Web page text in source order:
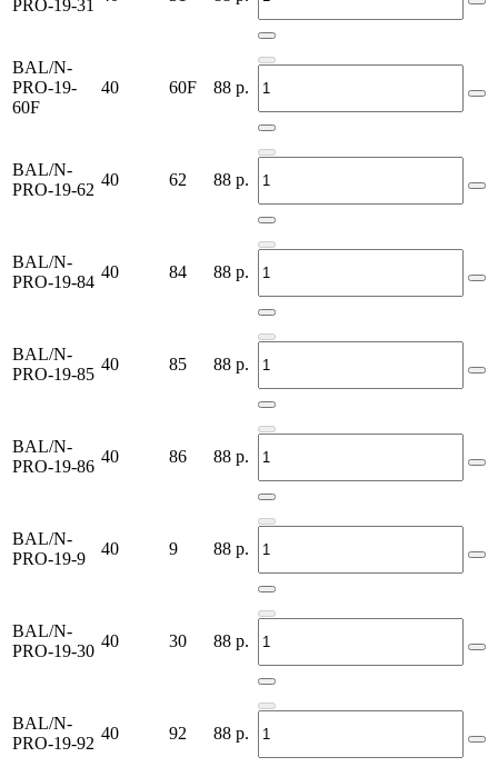
PRO-19-31
BAL/N-
PRO-19-
60F
40 60F 88 р.
BAL/N-
PRO-19-62
40 62 88 р.
BAL/N-
PRO-19-84
40 84 88 р.
BAL/N-
PRO-19-85
40 85 88 р.
BAL/N-
PRO-19-86
40 86 88 р.
BAL/N-
PRO-19-9
40 9 88 р.
BAL/N-
PRO-19-30
40 30 88 р.
BAL/N-
PRO-19-92
40 92 88 р.